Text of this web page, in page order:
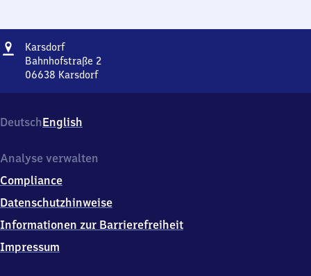
Adresse
KarsdorfKarsdorf
Bahnhofstraße 2
06638 Karsdorf
2,
0
6
8
Karsdorf
DeutschEnglish
Analyse verwalten
Compliance
Datenschutzhinweise
Informationen zur Barrierefreiheit
Impressum